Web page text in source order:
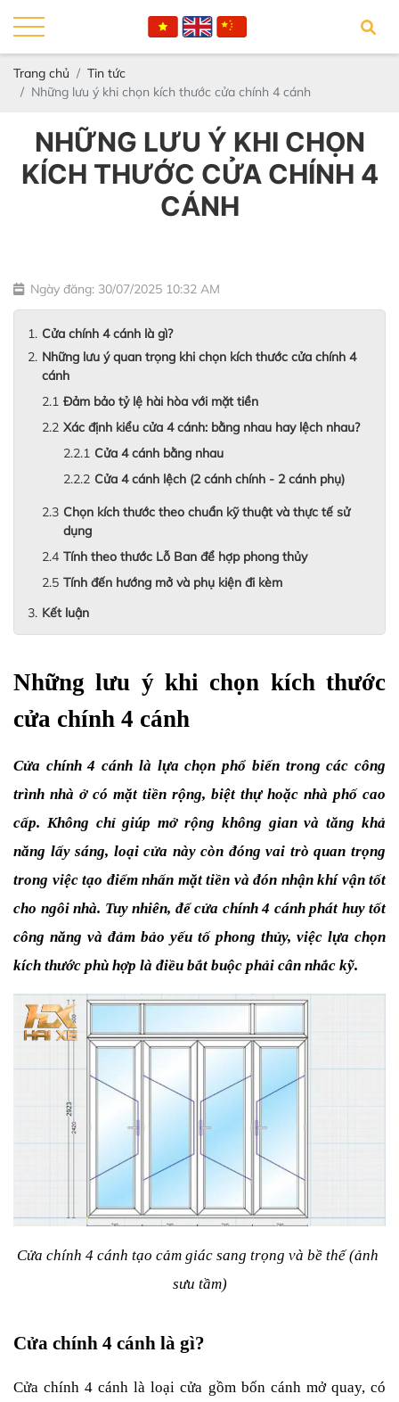
Trang chủ
Tin tức
Những lưu ý khi chọn kích thước cửa chính 4 cánh
NHỮNG LƯU Ý KHI CHỌN
KÍCH THƯỚC CỬA CHÍNH 4
CÁNH
Ngày đăng: 30/07/2025 10:32 AM
Cửa chính 4 cánh là gì?
Những lưu ý quan trọng khi chọn kích thước cửa chính 4
cánh
Đảm bảo tỷ lệ hài hòa với mặt tiền
Xác định kiểu cửa 4 cánh: bằng nhau hay lệch nhau?
Cửa 4 cánh bằng nhau
Cửa 4 cánh lệch (2 cánh chính - 2 cánh phụ)
Chọn kích thước theo chuẩn kỹ thuật và thực tế sử
dụng
Tính theo thước Lỗ Ban để hợp phong thủy
Tính đến hướng mở và phụ kiện đi kèm
Kết luận
Những lưu ý khi chọn kích thước
cửa chính 4 cánh
Cửa chính 4 cánh là lựa chọn phổ biến trong các công
trình nhà ở có mặt tiền rộng, biệt thự hoặc nhà phố cao
cấp. Không chỉ giúp mở rộng không gian và tăng khả
năng lấy sáng, loại cửa này còn đóng vai trò quan trọng
trong việc tạo điểm nhấn mặt tiền và đón nhận khí vận tốt
cho ngôi nhà. Tuy nhiên, để cửa chính 4 cánh phát huy tốt
công năng và đảm bảo yếu tố phong thủy, việc lựa chọn
kích thước phù hợp là điều bắt buộc phải cân nhắc kỹ.
Cửa chính 4 cánh tạo cảm giác sang trọng và bề thế (ảnh
sưu tầm)
Cửa chính 4 cánh là gì?
Cửa chính 4 cánh là loại cửa gồm bốn cánh mở quay, có